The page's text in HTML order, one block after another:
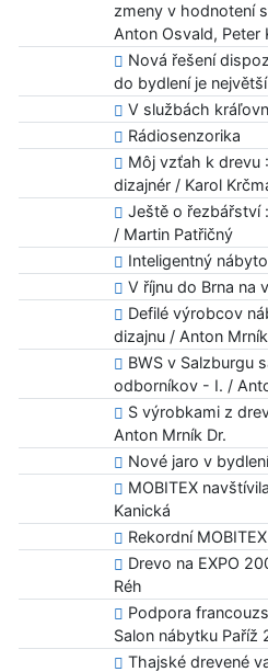
zmeny v hodnotení
Anton Osvald, Peter
Nová řešení
do bydlení je
V službách
Rádiosenzorika
Môj vzťah k drevu
dizajnér / Karol
Ještě o řezbářství
/ Martin Patřičný
Inteligentný
V říjnu do Brna na
Defilé výrobcov
dizajnu / Anton
BWS v Salzburgu
odborníkov - I. /
S výrobkami z
Anton Mrník Dr.
Nové jaro v
MOBITEX
Kanická
Rekordní MOBITEX
Drevo na EXPO
Réh
Podpora
Salon nábytku Paříž
Thajské drevené